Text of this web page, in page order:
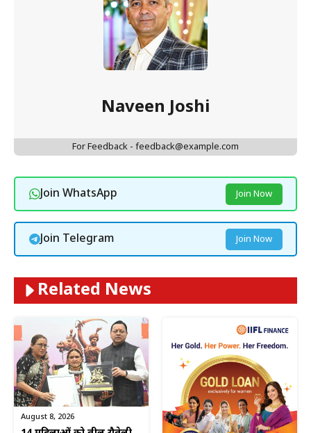
Naveen Joshi
For Feedback - feedback@example.com
Join WhatsApp Join Now
Join Telegram Join Now
Related News
August 8, 2026